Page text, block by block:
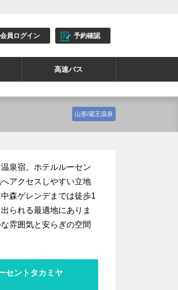
会員ログイン 予約確認
高速バス
山形/蔵王温泉
泉宿。ホテルルーセン
アクセスしやすい立地
森ゲレンデまでは徒歩1
られる最適地にありま
雰囲気と安らぎの空間
セントタカミヤ